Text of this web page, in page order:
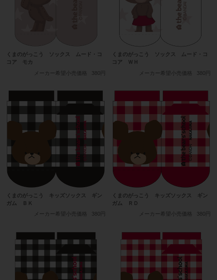
くまのがっこう ソックス ムード・コ
コア モカ
メーカー希望小売価格
380円
くまのがっこう ソックス ムード・コ
コア ＷＨ
メーカー希望小売価格
380円
くまのがっこう キッズソックス ギン
ガム ＢＫ
メーカー希望小売価格
380円
くまのがっこう キッズソックス ギン
ガム ＲＤ
メーカー希望小売価格
380円